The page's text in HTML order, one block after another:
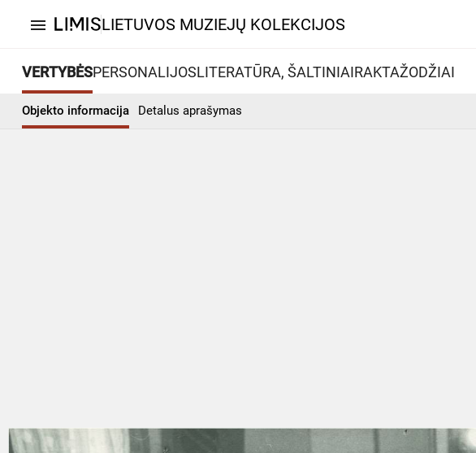
menu LIETUVOS MUZIEJŲ KOLEKCIJOS
VERTYBĖSPERSONALIJOSLITERATŪRA, ŠALTINIAIRAKTAŽODŽIAI
Objekto informacija Detalus aprašymas